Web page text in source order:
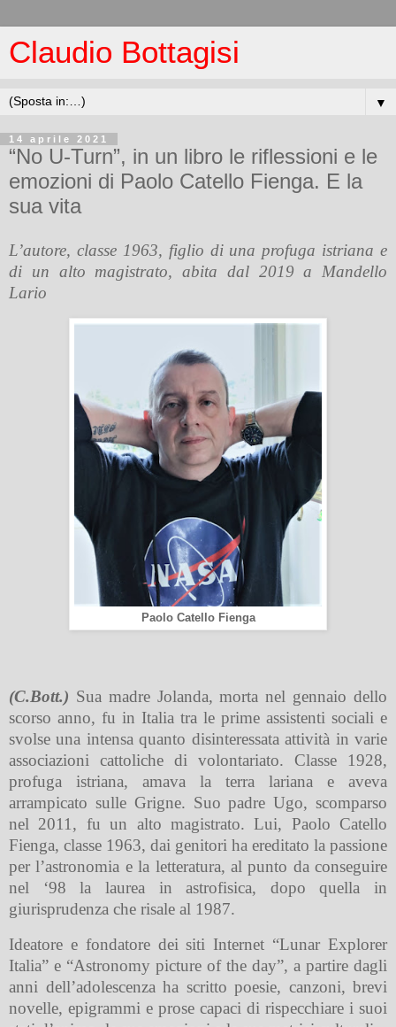
Claudio Bottagisi
▼
14 aprile 2021
“No U-Turn”, in un libro le riflessioni e le
emozioni di Paolo Catello Fienga. E la
sua vita
L’autore, classe 1963, figlio di una profuga istriana e
di un alto magistrato, abita dal 2019 a Mandello
Lario
Paolo Catello Fienga
(C.Bott.) Sua madre Jolanda, morta nel gennaio dello
scorso anno, fu in Italia tra le prime assistenti sociali e
svolse una intensa quanto disinteressata attività in varie
associazioni cattoliche di volontariato. Classe 1928,
profuga istriana, amava la terra lariana e aveva
arrampicato sulle Grigne. Suo padre Ugo, scomparso
nel 2011, fu un alto magistrato. Lui, Paolo Catello
Fienga, classe 1963, dai genitori ha ereditato la passione
per l’astronomia e la letteratura, al punto da conseguire
nel ‘98 la laurea in astrofisica, dopo quella in
giurisprudenza che risale al 1987.
Ideatore e fondatore dei siti Internet “Lunar Explorer
Italia” e “Astronomy picture of the day”, a partire dagli
anni dell’adolescenza ha scritto poesie, canzoni, brevi
novelle, epigrammi e prose capaci di rispecchiare i suoi